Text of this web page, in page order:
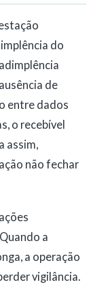
do
de
entre dados
o recebível
assim,
não fechar
a
a operação
vigilância.